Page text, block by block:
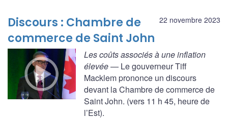
22 novembre 2023
Discours : Chambre de
commerce de Saint John
Les coûts associés à une inflation
élevée— Le gouverneur Tiff
Macklem prononce un discours
devant la Chambre de commerce de
Saint John. (vers 11 h 45, heure de
l’Est).